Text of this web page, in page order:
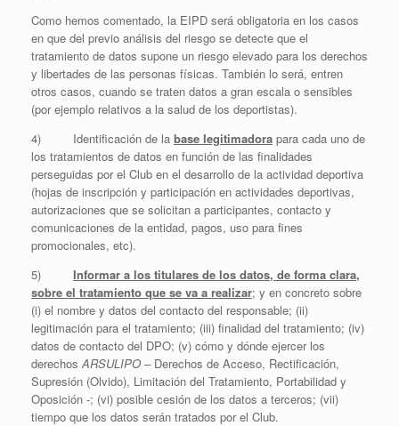
Como hemos comentado, la EIPD será obligatoria en los casos
en que del previo análisis del riesgo se detecte que el
tratamiento de datos supone un riesgo elevado para los derechos
y libertades de las personas físicas. También lo será, entren
otros casos, cuando se traten datos a gran escala o sensibles
(por ejemplo relativos a la salud de los deportistas).
4) Identificación de la base legitimadora para cada uno de
los tratamientos de datos en función de las finalidades
perseguidas por el Club en el desarrollo de la actividad deportiva
(hojas de inscripción y participación en actividades deportivas,
autorizaciones que se solicitan a participantes, contacto y
comunicaciones de la entidad, pagos, uso para fines
promocionales, etc).
5) Informar a los titulares de los datos, de forma clara,
sobre el tratamiento que se va a realizar; y en concreto sobre
(i) el nombre y datos del contacto del responsable; (ii)
legitimación para el tratamiento; (iii) finalidad del tratamiento; (iv)
datos de contacto del DPO; (v) cómo y dónde ejercer los
derechosARSULIPO – Derechos de Acceso, Rectificación,
Supresión (Olvido), Limitación del Tratamiento, Portabilidad y
Oposición -; (vi) posible cesión de los datos a terceros; (vii)
tiempo que los datos serán tratados por el Club.